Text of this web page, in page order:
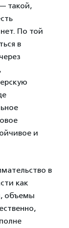
такой,
По той
в
и
в
как
объемы